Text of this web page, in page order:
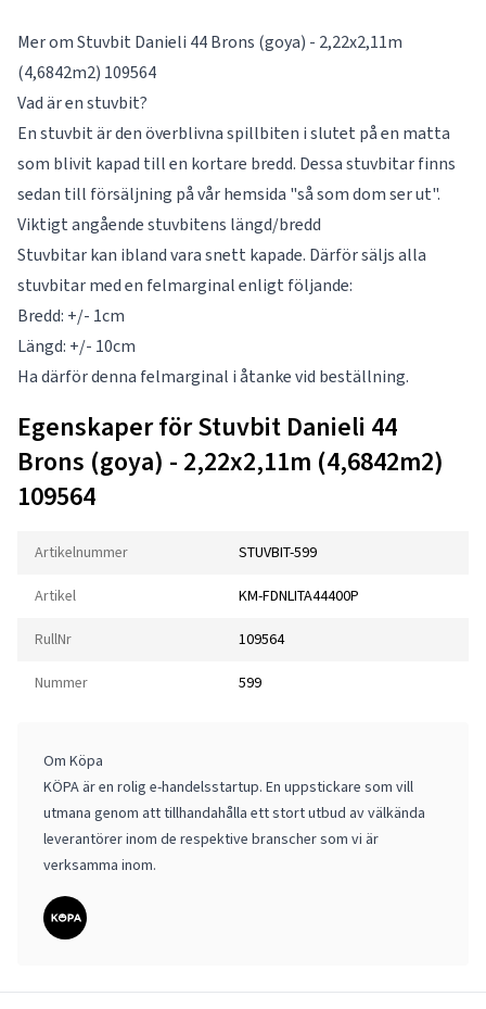
Mer om Stuvbit Danieli 44 Brons (goya) - 2,22x2,11m
(4,6842m2) 109564
Vad är en stuvbit?
En stuvbit är den överblivna spillbiten i slutet på en matta
som blivit kapad till en kortare bredd. Dessa stuvbitar finns
sedan till försäljning på vår hemsida "så som dom ser ut".
Viktigt angående stuvbitens längd/bredd
Stuvbitar kan ibland vara snett kapade. Därför säljs alla
stuvbitar med en felmarginal enligt följande:
Bredd: +/- 1cm
Längd: +/- 10cm
Ha därför denna felmarginal i åtanke vid beställning.
Egenskaper för Stuvbit Danieli 44
Brons (goya) - 2,22x2,11m (4,6842m2)
109564
Artikelnummer STUVBIT-599
Artikel KM-FDNLITA44400P
RullNr 109564
Nummer 599
Om Köpa
KÖPA är en rolig e-handelsstartup. En uppstickare som vill
utmana genom att tillhandahålla ett stort utbud av välkända
leverantörer inom de respektive branscher som vi är
verksamma inom.